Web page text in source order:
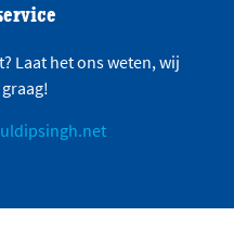
Laat het ons weten, wij